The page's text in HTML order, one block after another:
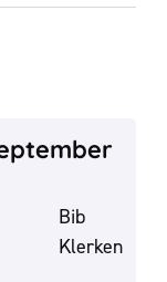
en
Bib
Klerken